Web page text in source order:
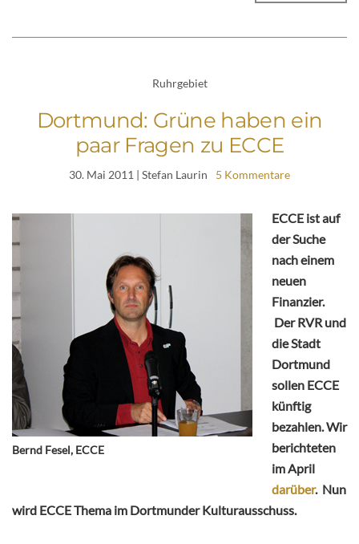
Ruhrgebiet
Dortmund: Grüne haben ein
paar Fragen zu ECCE
30. Mai 2011 | Stefan Laurin 5 Kommentare
Bernd Fesel, ECCE
ECCE ist auf
der Suche
nach einem
neuen
Finanzier.
Der RVR und
die Stadt
Dortmund
sollen ECCE
künftig
bezahlen.Wir
berichteten
im April
darüber. Nun
wird ECCE Thema im Dortmunder Kulturausschuss.